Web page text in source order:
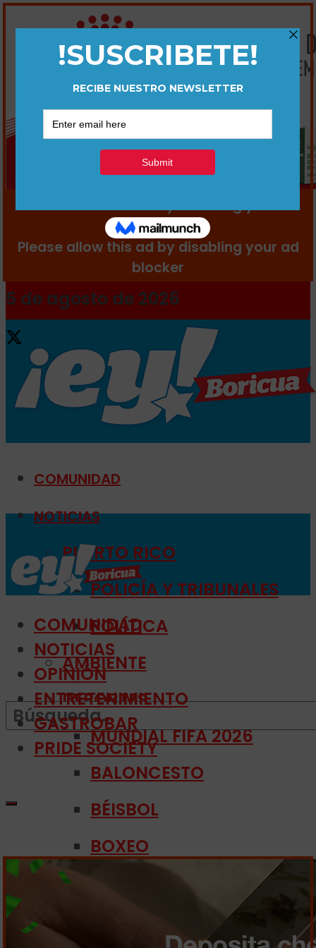
5 de agosto de 2026
COMUNIDAD
NOTICIAS
PUERTO RICO
POLICÍA Y TRIBUNALES
POLÍTICA
AMBIENTE
DEPORTES
MUNDIAL FIFA 2026
BALONCESTO
BÉISBOL
BOXEO
FÚTBOL SOCCER
Sin resultados
COMUNIDAD
NOTICIAS
OPINIÓN
ENTRETENIMIENTO
GASTROBAR
PRIDE SOCIETY